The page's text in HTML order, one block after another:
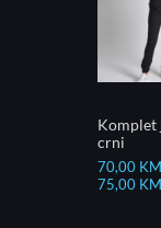
Komplet
crni
70,00 KM
75,00 KM